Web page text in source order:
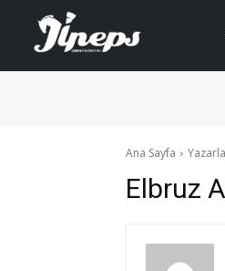
Ana Sayfa
Elbruz